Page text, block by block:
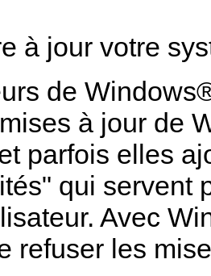
à jour votre
de
à jour de
parfois elles
qui servent
Avec
refuser les